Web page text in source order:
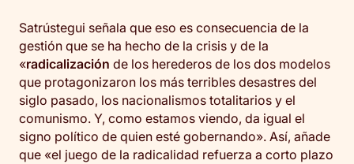
Satrústegui señala que eso es consecuencia de la
gestión que se ha hecho de la crisis y de la
«radicalización de los herederos de los dos modelos
que protagonizaron los más terribles desastres del
siglo pasado, los nacionalismos totalitarios y el
comunismo. Y, como estamos viendo, da igual el
signo político de quien esté gobernando». Así, añade
que «el juego de la radicalidad refuerza a corto plazo